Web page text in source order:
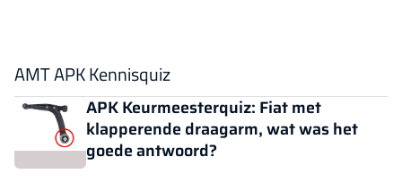
AMT APK Kennisquiz
APK Keurmeesterquiz: Fiat met
klapperende draagarm, wat was het
goede antwoord?